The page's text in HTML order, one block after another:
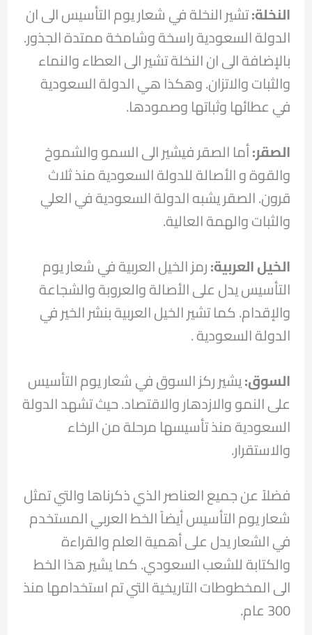
النخلة:تشير النخلة في شعار يوم التأسيس الى ان
الدولة السعودية راسخة وشامخة ممتدة الجذور.
بالإضافة الى ان النخلة تشير الى العطاء والنماء
والثبات والاتزان. وهكذا هي الدولة السعودية
في عطائها وثباتها وصمودها.
الصقر:أما الصقر فيشير الى السمو والشموخ
والقوة و الأصالة للدولة السعودية منذ ثلاث
قرون. الصقر يشبه الدولة السعودية في العلي
والثبات والهمة العالية.
الخيل العربية:رمز الخيل العربية في شعار يوم
التأسيس يدل على الأصالة والعروبة والشجاعة
والإقدام. كما تشير الخيل العربية بنشر الخير في
الدولة السعودية .
السوق:يشير ركز السوق في شعار يوم التأسيس
على النمو والازدهار والاقتصاد. حيث تشهد الدولة
السعودية منذ تأسيسها مرحلة من الرخاء
والاستقرار.
فضلاً عن جميع العناصر الذي ذكرناها والتي تمثل
شعار يوم التأسيس أيضاً الخط العربي المستخدم
في الشعار يدل على أهمية العلم والقراءة
والكتابة للشعب السعودي. كما يشير هذا الخط
الى المخطوطات التاريخية التي تم استخدامها منذ
300 عام.